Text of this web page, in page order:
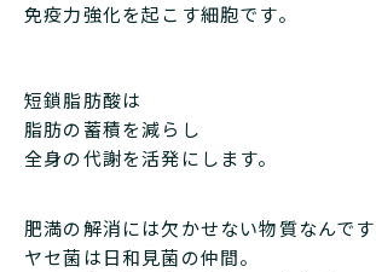
免疫力強化を起こす細胞です。
短鎖脂肪酸は
脂肪の蓄積を減らし
全身の代謝を活発にします。
肥満の解消には欠かせない物質なんで
ヤセ菌は日和見菌の仲間。